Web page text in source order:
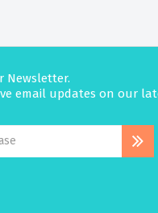
Newsletter.
email updates on our